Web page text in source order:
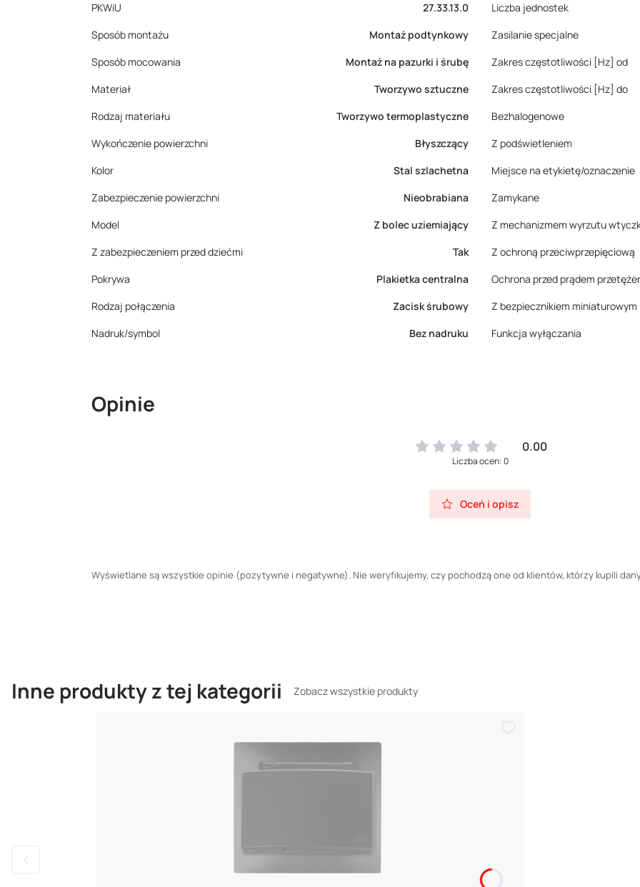
PKWiU
27.33.13.0
Liczba jednostek
Sposób montażu
Montaż podtynkowy
Zasilanie specjalne
Sposób mocowania
Montaż na pazurki i śrubę
Zakres częstotliwości [Hz] od
Materiał
Tworzywo sztuczne
Zakres częstotliwości [Hz] do
Rodzaj materiału
Tworzywo termoplastyczne
Bezhalogenowe
Wykończenie powierzchni
Błyszczący
Z podświetleniem
Kolor
Stal szlachetna
Miejsce na etykietę/oznaczenie
Zabezpieczenie powierzchni
Nieobrabiana
Zamykane
Model
Z bolec uziemiający
Z mechanizmem wyrzutu
Z zabezpieczeniem przed dziećmi
Tak
Z ochroną przeciwprzepięciową
Pokrywa
Plakietka centralna
Ochrona przed prądem
Rodzaj połączenia
Zacisk śrubowy
Z bezpiecznikiem miniaturowym
Nadruk/symbol
Bez nadruku Funkcja wyłączania
Opinie
0.00
Liczba ocen: 0
Oceń i opisz
Wyświetlane są wszystkie opinie (pozytywne i negatywne). Nie weryfikujemy, czy pochodzą one od klientów, którzy kupili
Inne produkty z tej kategorii Zobacz wszystkie produkty